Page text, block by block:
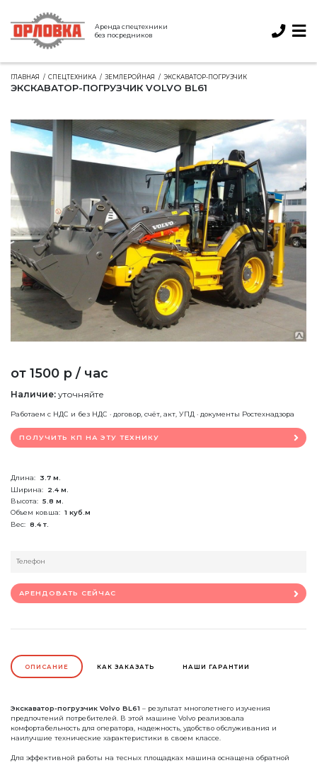
Аренда спецтехники
без посредников
ГЛАВНАЯ СПЕЦТЕХНИКА ЗЕМЛЕРОЙНАЯ ЭКСКАВАТОР-ПОГРУЗЧИК
ЭКСКАВАТОР-ПОГРУЗЧИК VOLVO BL61
от 1500 р / час
Наличие: уточняйте
Работаем с НДС и без НДС · договор, счёт, акт, УПД · документы Ростехнадзора
ПОЛУЧИТЬ КП НА ЭТУ ТЕХНИКУ
Длина:
3.7 м.
Ширина:
2.4 м.
Высота: 5.8 м.
Объем ковша: 1 куб.м
Вес: 8.4 т.
АРЕНДОВАТЬ СЕЙЧАС
ОПИСАНИЕ КАК ЗАКАЗАТЬ НАШИ ГАРАНТИИ
Экскаватор-погрузчик Volvo BL61 – результат многолетнего изучения
предпочтений потребителей. В этой машине Volvo реализовала
комфортабельность для оператора, надежность, удобство обслуживания и
наилучшие технические характеристики в своем классе.
Для эффективной работы на тесных площадках машина оснащена обратной